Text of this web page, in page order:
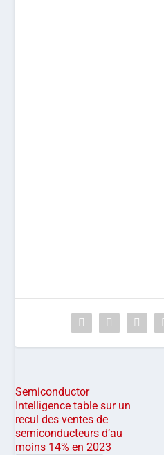
Semiconductor
Intelligence table sur un
recul des ventes de
semiconducteurs d’au
moins 14% en 2023